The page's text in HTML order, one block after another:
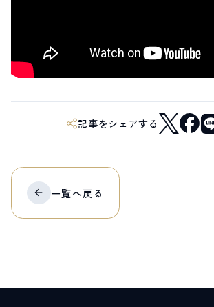
LINEで
白馬村観光局インフォメーション
399-9301 長野県北安曇郡白馬村北城5497
営業時間：9:00～17:00 定休日：無休
記事をシェアする
一覧へ戻る